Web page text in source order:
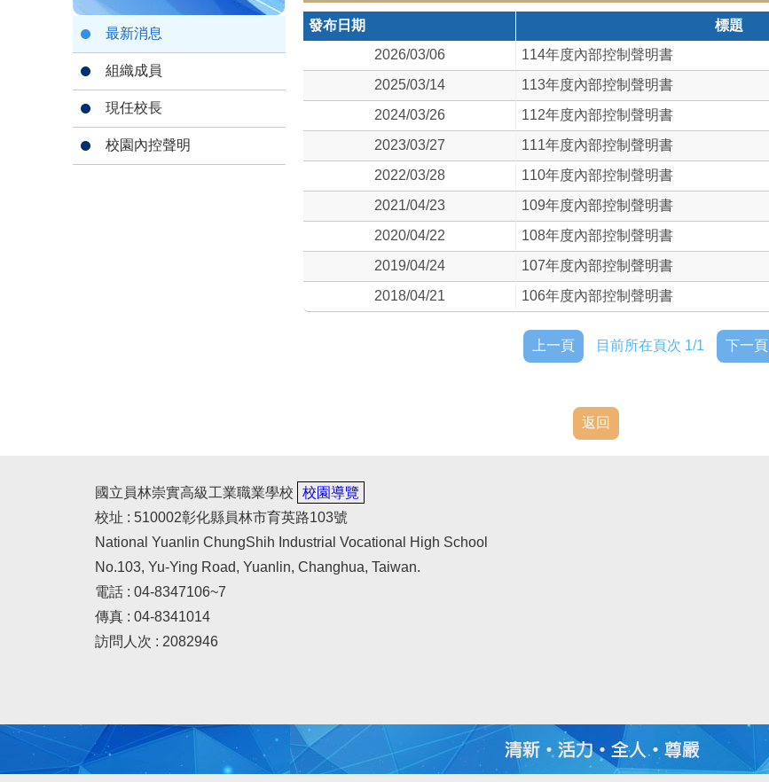
最新消息
組織成員
現任校長
校園內控聲明
發布日期 標題
2026/03/06
114年度內部控制聲明書
2025/03/14
113年度內部控制聲明書
2024/03/26
112年度內部控制聲明書
2023/03/27
111年度內部控制聲明書
2022/03/28
110年度內部控制聲明書
2021/04/23
109年度內部控制聲明書
2020/04/22
108年度內部控制聲明書
2019/04/24
107年度內部控制聲明書
2018/04/21
106年度內部控制聲明書
上一頁 目前所在頁次 1/1 下一頁
返回
國立員林崇實高級工業職業學校
校園導覽
校址 : 510002彰化縣員林市育英路103號
National Yuanlin ChungShih Industrial Vocational High School
No.103, Yu-Ying Road, Yuanlin, Changhua, Taiwan.
電話 : 04-8347106~7
傳真 : 04-8341014
訪問人次 : 2082946